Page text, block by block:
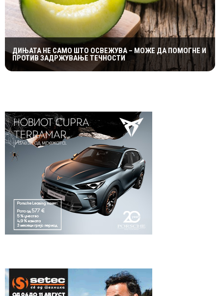
ДИЊАТА НЕ САМО ШТО ОСВЕЖУВА – МОЖЕ ДА ПОМОГНЕ И
ПРОТИВ ЗАДРЖУВАЊЕ ТЕЧНОСТИ